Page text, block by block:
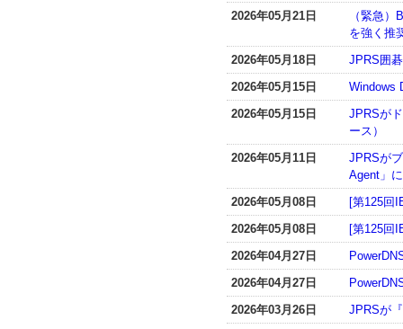
2026年05月21日
（緊急
を強く推
2026年05月18日
JPRS囲
2026年05月15日
Windows
2026年05月15日
JPRSが
ース）
2026年05月11日
JPRSが
Agent」
2026年05月08日
[第125回
2026年05月08日
[第125回
2026年04月27日
2026年04月27日
2026年03月26日
JPRSが